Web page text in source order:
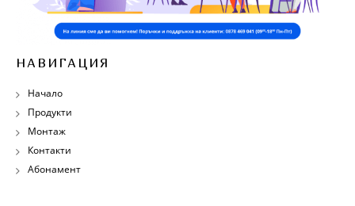
НАВИГАЦИЯ
Начало
Продукти
Монтаж
Контакти
Абонамент